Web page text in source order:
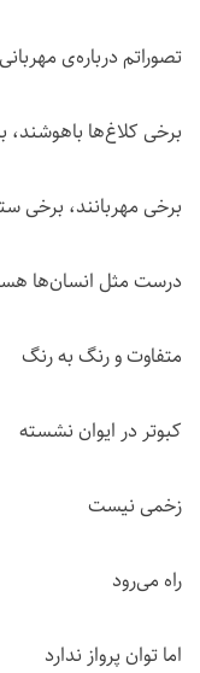
تصوراتم درباره‌ی
برخی کلاغ‌ها
برخی مهربانند، برخی
درست مثل انسان‌ها
متفاوت و رنگ به رنگ
کبوتر در ایوان نشسته
زخمی نیست
راه می‌رود
اما توان پرواز ندارد